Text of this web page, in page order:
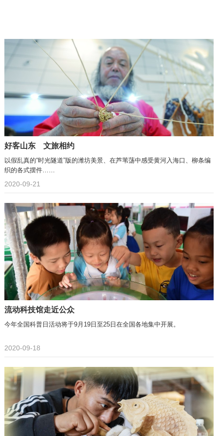
好客山东 文旅相约
以假乱真的“时光隧道”版的潍坊美景、在芦苇荡中感受黄河入海口、柳条编
织的各式摆件……
2020-09-21
流动科技馆走近公众
今年全国科普日活动将于9月19日至25日在全国各地集中开展。
2020-09-18